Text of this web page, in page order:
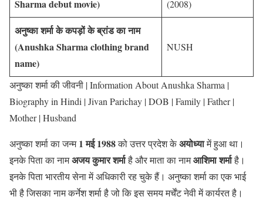
Sharma debut movie) (2008)
अनुष्का शर्मा के कपड़ोंकेब्रांड कानाम
(Anushka Sharma clothing brand
name)
NUSH
अनुष्का शर्मा की जीवनी | Information About Anushka Sharma |
Biography in Hindi | Jivan Parichay | DOB | Family | Father |
Mother | Husband
अनुष्का शर्मा का जन्म1 मई 1988को उत्तर प्रदेश केअयोध्यामें हुआ था।
इनके पिता का नामअजय कुमार शर्माहै और माता का नामआशिमा शर्माहै।
इनके पिता भारतीय सेना में अधिकारी रह चुके हैं। अनुष्का शर्मा का एक भाई
भी है जिसका नाम कर्नेश शर्मा है जो कि इस समय मर्चेंट नेवी में कार्यरत है।